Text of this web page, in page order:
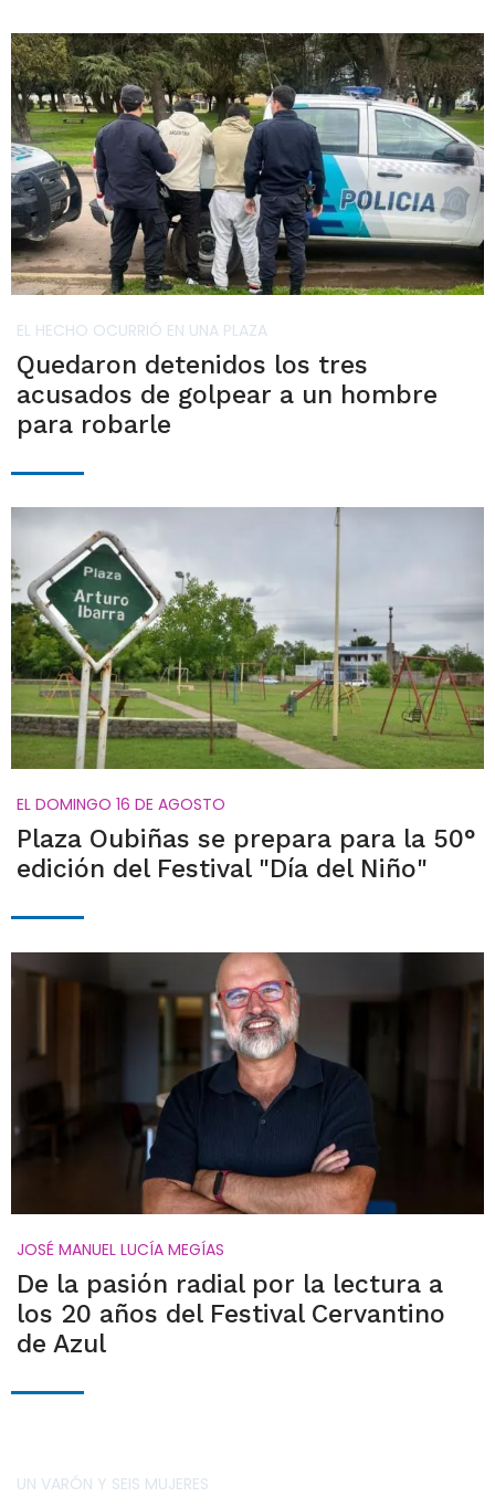
EL HECHO OCURRIÓ EN UNA PLAZA
Quedaron detenidos los tres
acusados de golpear a un hombre
para robarle
EL DOMINGO 16 DE AGOSTO
Plaza Oubiñas se prepara para la 50°
edición del Festival "Día del Niño"
JOSÉ MANUEL LUCÍA MEGÍAS
De la pasión radial por la lectura a
los 20 años del Festival Cervantino
de Azul
UN VARÓN Y SEIS MUJERES